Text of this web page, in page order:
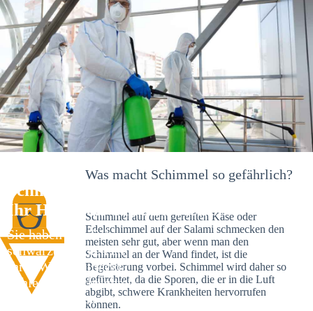
Schimmelexperte in Althengstett –
Ihr Helfer an Ort und Stelle
Sie haben kürzlich
schwarze Flecken an
Ihrer Wand entdeckt?
Schlechte Nachrichten:
Sie haben einen
Was macht Schimmel so gefährlich?
Schimmel auf dem gereiften Käse oder
Edelschimmel auf der Salami schmecken den
meisten sehr gut, aber wenn man den
Schimmel an der Wand findet, ist die
Begeisterung vorbei. Schimmel wird daher so
gefürchtet, da die Sporen, die er in die Luft
abgibt, schwere Krankheiten hervorrufen
können.